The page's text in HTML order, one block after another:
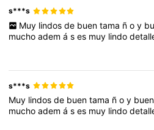
s***s
Muy lindos de buen tama ñ o y
muchoademáses muy lindo
s***s
Muy lindosde buentama ñoy
muchoademáses muy lindo